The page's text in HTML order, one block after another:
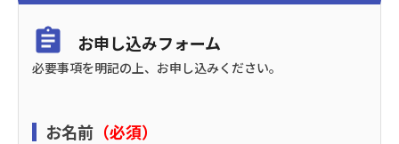
お申し込みフォーム
必要事項を明記の上、お申し込みください。
お名前 （必須）